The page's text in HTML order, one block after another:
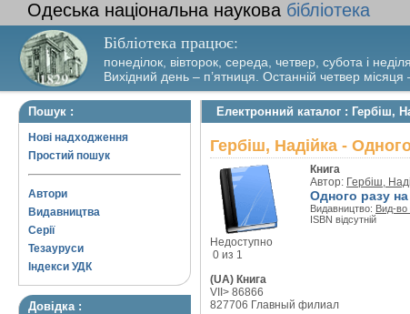
Одеська національна наукова бібліотека
Бібліотека працює:
понеділок, вівторок, середа, четвер, субота і
Вихідний день – п’ятниця. Останній четвер місяця
Пошук :
Нові надходження
Простий пошук
Автори
Видавництва
Серії
Тезауруси
Індекси УДК
Довідка :
Електронний каталог : Гербіш,
Гербіш, Надійка -
Недоступно
0 из 1
Книга
Автор: Гербіш,
Одного разу
Видавництво: Вид-во
ISBN відсутній
(UA) Книга
VII> 86866
827706 Главный филиал